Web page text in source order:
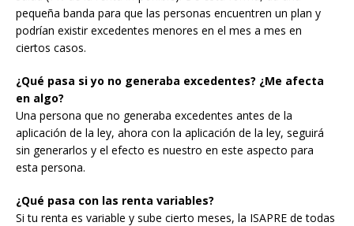
pequeña banda para que las personas encuentren un plan y
podrían existir excedentes menores en el mes a mes en
ciertos casos.
¿Qué pasa si yo no generaba excedentes? ¿Me afecta
en algo?
Una persona que no generaba excedentes antes de la
aplicación de la ley, ahora con la aplicación de la ley, seguirá
sin generarlos y el efecto es nuestro en este aspecto para
esta persona.
¿Qué pasa con las renta variables?
Si tu renta es variable y sube cierto meses, la ISAPRE de todas